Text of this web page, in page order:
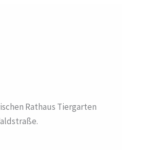
Rathaus Tiergarten